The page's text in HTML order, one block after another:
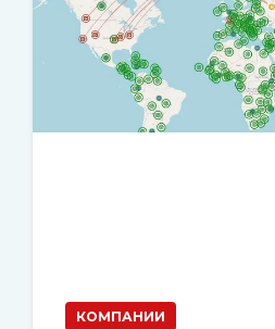
КОМПАНИИ